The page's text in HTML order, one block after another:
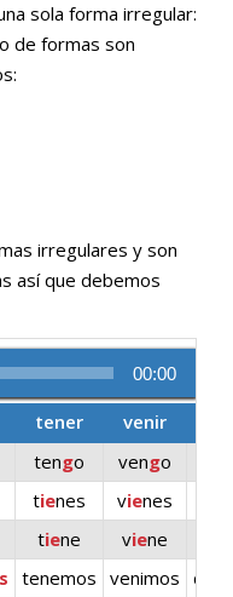
sola forma irregular:
de formas son
irregulares y son
así que debemos
00:00
tener venir
tengo vengo
tienes vienes
tiene viene
tenemos venimos